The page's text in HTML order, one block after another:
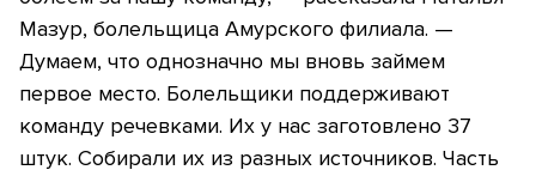
Мазур, болельщица Амурского филиала. —
Думаем, что однозначно мы вновь займем
первое место. Болельщики поддерживают
команду речевками. Их у нас заготовлено 37
штук. Собирали их из разных источников. Часть